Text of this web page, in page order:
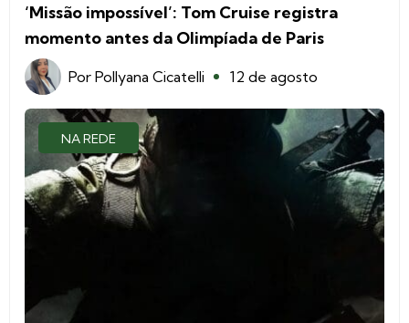
‘Missão impossível’: Tom Cruise registra
momento antes da Olimpíada de Paris
Por Pollyana Cicatelli 12 de agosto
NA REDE